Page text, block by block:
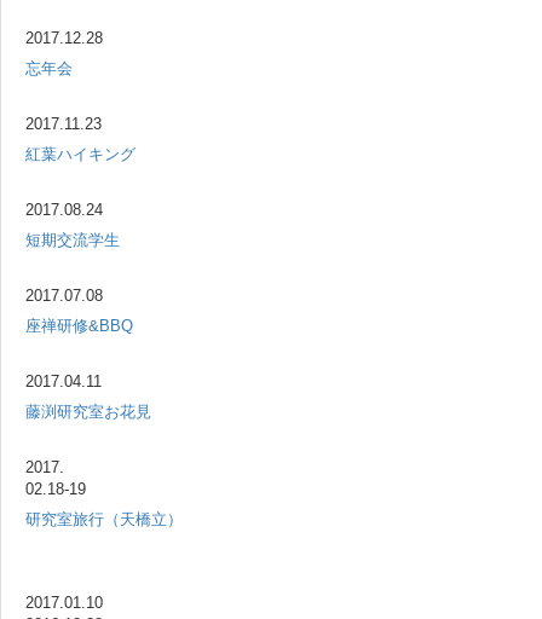
2017.12.28
忘年会
2017.11.23
紅葉ハイキング
2017.08.24
短期交流学生
2017.07.08
座禅研修&BBQ
2017.04.11
藤渕研究室お花見
2017.
02.18-19
研究室旅行（天橋立）
2017.01.10